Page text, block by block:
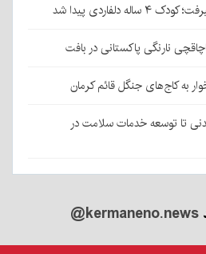
پیدا شد
جنگل قائم کرمان
توسعه خدمات سلامت در